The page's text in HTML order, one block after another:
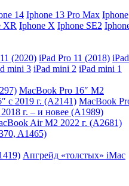
14 Iphone 13 Pro Max Iphone
XR Iphone X Iphone SE2
(2020) iPad Pro 11 (2018) iPad
mini 3 iPad mini 2 iPad mini 1
MacBook Pro 16″ M2
с 2019 г. (A2141) MacBook
г. – и новее (A1989)
Air M2 2022 г. (A2681)
A1465)
Апгрейд «толстых» iMac